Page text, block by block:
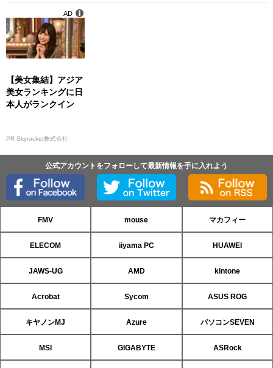
【美女集結】アジア
美女ランキングに日
本人がランクイン
PR Skyrocket株式会社
AD
公式アカウントをフォローして最新情報を手に入れよう
FMV mouse マカフィー
ELECOM iiyama PC HUAWEI
JAWS-UG AMD kintone
Acrobat Sycom ASUS ROG
キヤノンMJ Azure パソコンSEVEN
MSI GIGABYTE ASRock